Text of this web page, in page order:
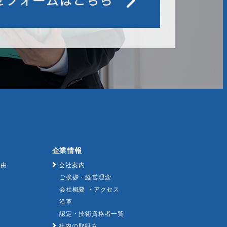
企業情報
会社案内
ご挨拶・経営理念
会社概要 ・アクセス
沿革
認定・技術資格者一覧